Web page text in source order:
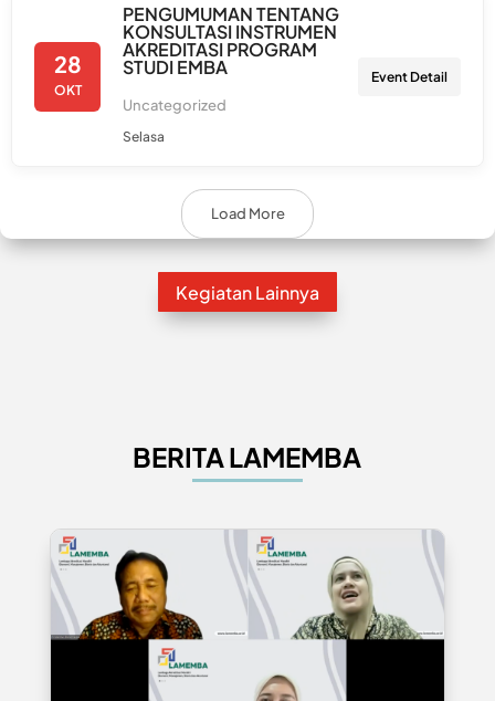
28
OKT
PENGUMUMAN TENTANG
KONSULTASI INSTRUMEN
AKREDITASI PROGRAM
STUDI EMBA
Uncategorized
Selasa
Event Detail
Load More
Kegiatan Lainnya
BERITA LAMEMBA